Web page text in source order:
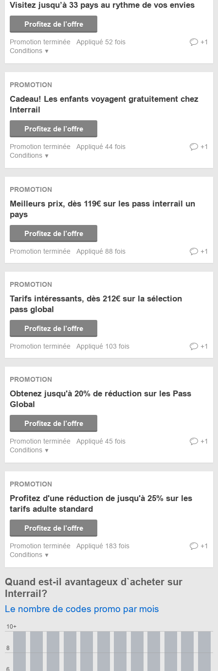
Conditions
Visitez jusqu’à 33 pays au rythme de vos envies
Profitez de l’offre
Promotion terminée Appliqué 52 fois +1
Conditions
PROMOTION
Cadeau! Les enfants voyagent gratuitement chez
Interrail
Profitez de l’offre
Promotion terminée Appliqué 44 fois +1
PROMOTION
Meilleurs prix, dès 119€ sur les pass interrail un
pays
Profitez de l’offre
Promotion terminée Appliqué 88 fois +1
PROMOTION
Tarifs intéressants, dès 212€ sur la sélection
pass global
Profitez de l’offre
Promotion terminée Appliqué 103 fois +1
Conditions
PROMOTION
Obtenez jusqu'à 20% de réduction sur les Pass
Global
Profitez de l’offre
Promotion terminée Appliqué 45 fois +1
Conditions
PROMOTION
Profitez d'une réduction de jusqu'à 25% sur les
tarifs adulte standard
Profitez de l’offre
Promotion terminée Appliqué 183 fois +1
Quand est-il avantageux d`acheter sur
Interrail?
Le nombre de codes promo par mois
6
8
10+